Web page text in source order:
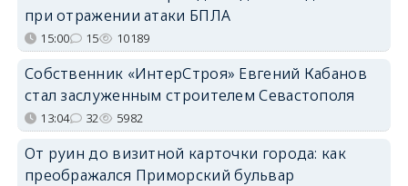
при отражении атаки БПЛА
15:00 15 10189
Собственник «ИнтерСтроя» Евгений Кабанов
стал заслуженным строителем Севастополя
13:04 32 5982
От руин до визитной карточки города: как
преображался Приморский бульвар